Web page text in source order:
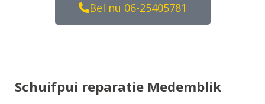
Bel nu 06-25405781
Schuifpui reparatie Medemblik